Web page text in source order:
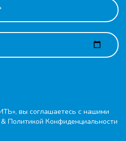
вы соглашаетесь с нашими
& Политикой Конфиденциальности